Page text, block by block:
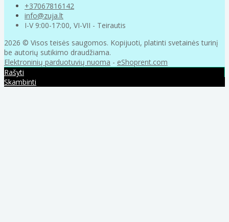
+37067816142
info@zuja.lt
I-V 9:00-17:00, VI-VII - Teirautis
2026 © Visos teisės saugomos. Kopijuoti, platinti svetainės turinį
be autorių sutikimo draudžiama.
Elektroninių parduotuvių nuoma - eShoprent.com
Rašyti
Skambinti